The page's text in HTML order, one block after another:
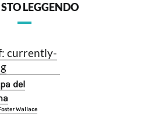
LEGGENDO
currently-
del
Wallace